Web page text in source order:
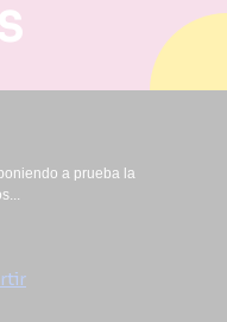
a prueba la